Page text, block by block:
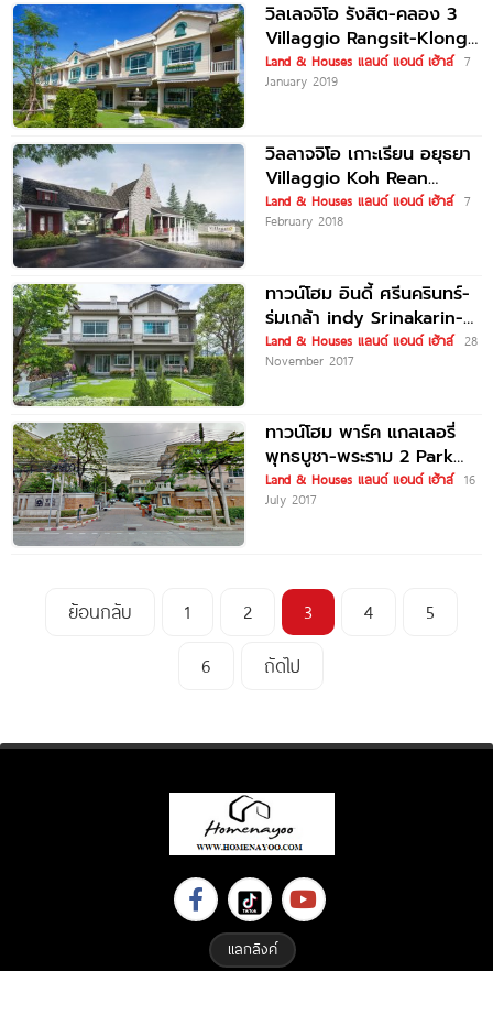
วิลเลจจิโอ รังสิต-คลอง 3
Villaggio Rangsit-Klong
3
Land & Houses แลนด์ แอนด์ เฮ้าส์ 7
January 2019
วิลลาจจิโอ เกาะเรียน อยุธยา
Villaggio Koh Rean
Ayuthaya
Land & Houses แลนด์ แอนด์ เฮ้าส์ 7
February 2018
ทาวน์โฮม อินดี้ ศรีนครินทร์-
ร่มเกล้า indy Srinakarin-
Romklao
Land & Houses แลนด์ แอนด์ เฮ้าส์
28
November 2017
ทาวน์โฮม พาร์ค แกลเลอรี่
พุทธบูชา-พระราม 2 Park
Gallery Puttabucha-
Rama 2
Land & Houses แลนด์ แอนด์ เฮ้าส์ 16
July 2017
ย้อนกลับ 1 2 3 4
5
6
ถัดไป
แลกลิงค์